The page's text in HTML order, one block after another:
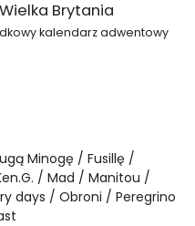
Wielka Brytania
kalendarz adwentowy
Minogę
Fusillę
Mad
Manitou
days Obroni
Peregrino